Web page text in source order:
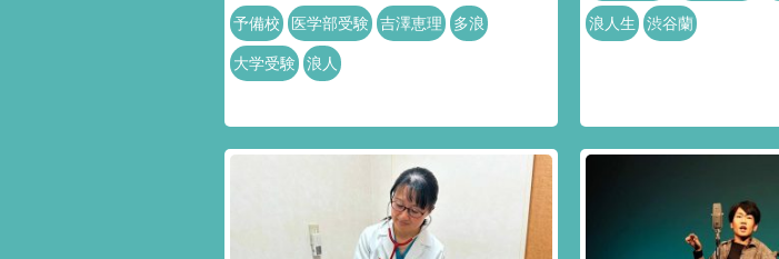
予備校 医学部受験 吉澤恵理 多浪
大学受験 浪人
浪人生 渋谷蘭